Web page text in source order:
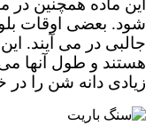
شود. بعضی اوقات
جالبی در می آیند.
هستند و طول آنها می
زیادی دانه شن را